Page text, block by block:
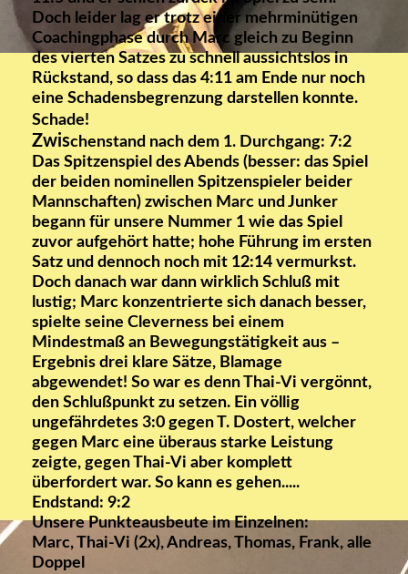
Doch leider lag er trotz einer mehrminütigen
Coachingphase durch Marc gleich zu Beginn
des vierten Satzes zu schnell aussichtslos in
Rückstand, so dass das 4:11 am Ende nur noch
eine Schadensbegrenzung darstellen konnte.
Schade!
Zwischenstand nach dem 1. Durchgang: 7:2
Das Spitzenspiel des Abends (besser: das Spiel
der beiden nominellen Spitzenspieler beider
Mannschaften) zwischen Marc und Junker
begann für unsere Nummer 1 wie das Spiel
zuvor aufgehört hatte; hohe Führung im ersten
Satz und dennoch noch mit 12:14 vermurkst.
Doch danach war dann wirklich Schluß mit
lustig; Marc konzentrierte sich danach besser,
spielte seine Cleverness bei einem
Mindestmaß an Bewegungstätigkeit aus –
Ergebnis drei klare Sätze, Blamage
abgewendet! So war es dennThai-Vi vergönnt,
den Schlußpunkt zu setzen. Ein völlig
ungefährdetes 3:0 gegen T. Dostert, welcher
gegen Marc eine überaus starke Leistung
zeigte, gegen Thai-Vi aber komplett
überfordert war. So kann es gehen.....
Endstand: 9:2
Unsere Punkteausbeute im Einzelnen:
Marc, Thai-Vi (2x), Andreas, Thomas, Frank, alle
Doppel